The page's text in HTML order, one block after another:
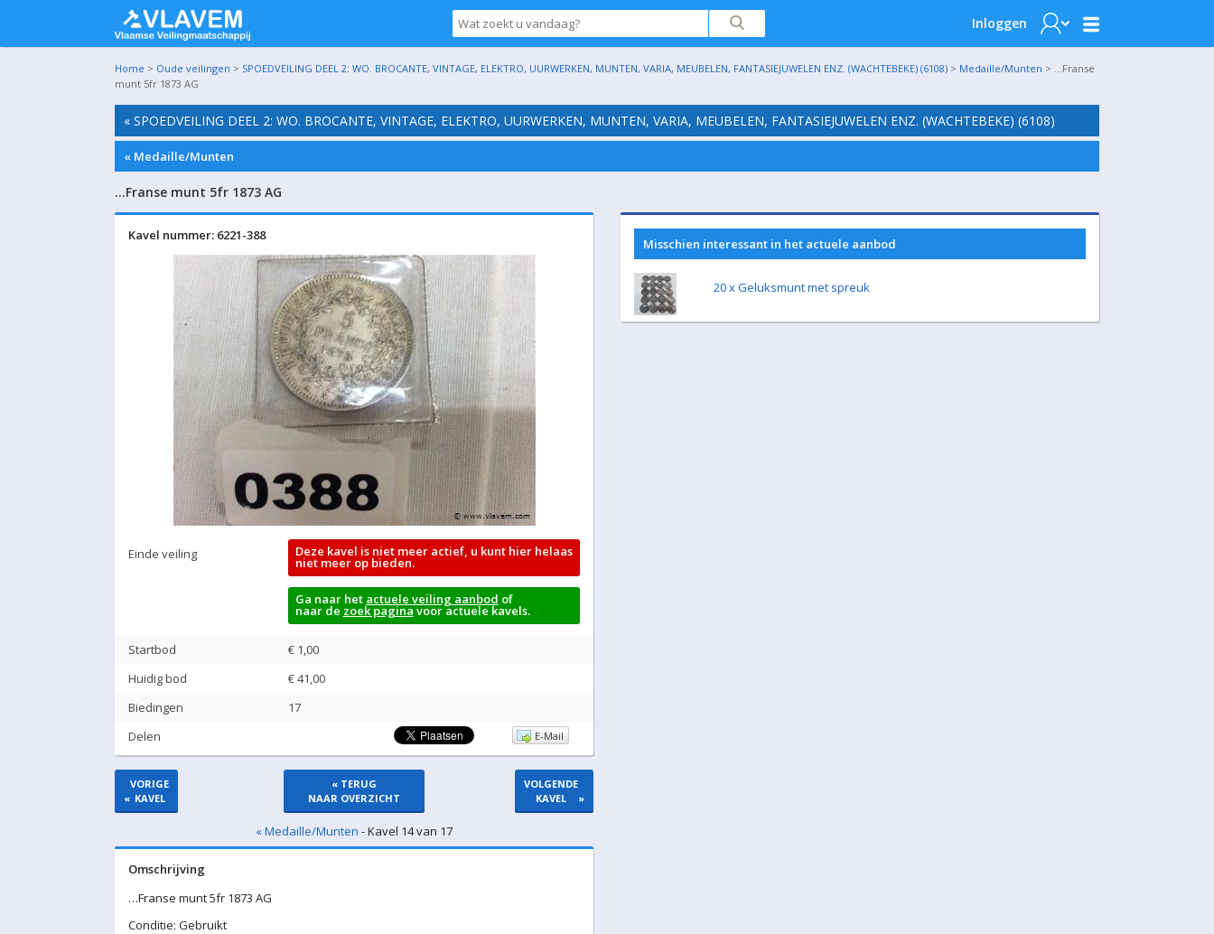
Inloggen
Home > Oude veilingen > SPOEDVEILING DEEL 2: WO. BROCANTE, VINTAGE, ELEKTRO, UURWERKEN, MUNTEN, VARIA, MEUBELEN, FANTASIEJUWELEN ENZ. (WACHTEBEKE) (6108) > Medaille/Munten > …Franse
munt 5fr 1873 AG
« SPOEDVEILING DEEL 2: WO. BROCANTE, VINTAGE, ELEKTRO, UURWERKEN, MUNTEN, VARIA, MEUBELEN, FANTASIEJUWELEN ENZ. (WACHTEBEKE) (6108)
« Medaille/Munten
…Franse munt 5fr 1873 AG
Kavel nummer: 6221-388
Einde veiling Deze kavel is niet meer actief, u kunt hier helaas
niet meer op bieden.
Ga naar het actuele veiling aanbod of
naar de zoek paginavoor actuele kavels.
Startbod
€ 1,00
Huidig bod
€41,00
Biedingen
17
Delen
E-Mail
«
VORIGE
KAVEL
« TERUG
NAAR OVERZICHT
VOLGENDE
KAVEL
»
« Medaille/Munten - Kavel 14 van 17
Omschrijving
…Franse munt 5fr 1873 AG
Conditie: Gebruikt
Misschien interessant in het actuele aanbod
20 x Geluksmunt met spreuk